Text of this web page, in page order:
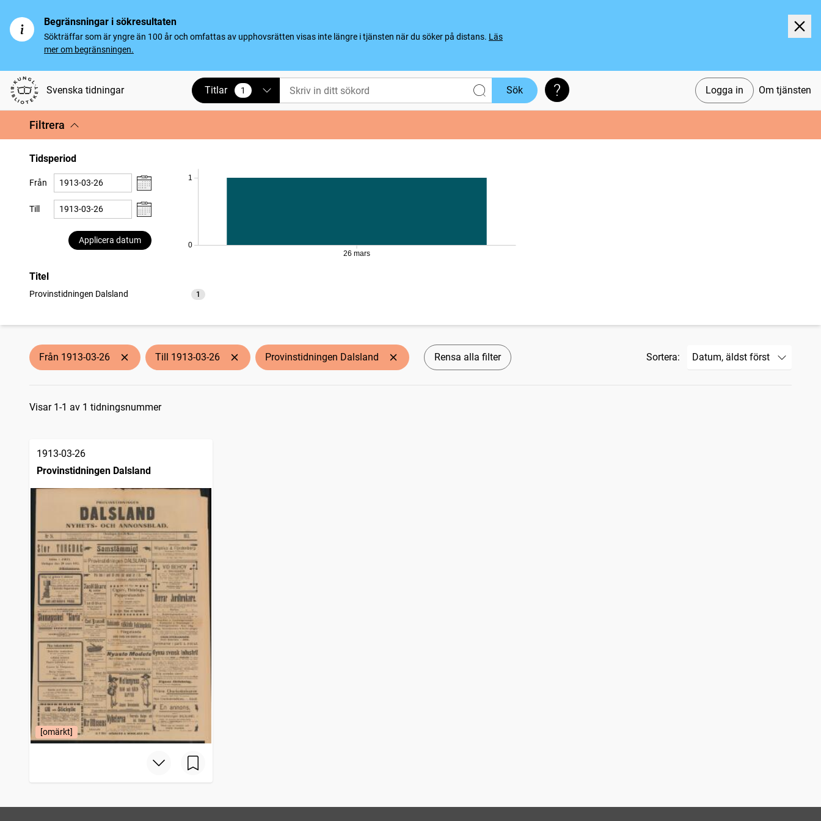
Begränsningar i sökresultaten
Sökträffar som är yngre än 100 år och omfattas av upphovsrätten visas inte längre i tjänsten när du söker på distans. Läs
mer om begränsningen.
Svenska tidningar Logga in Om tjänsten
Titlar 1
vald Sök Söktips
Filtrera
Tidsperiod
Från
Till
Applicera datum
0
1
26 mars
Titel
Provinstidningen Dalsland 1
träffar
Från 1913-03-26 Till 1913-03-26 Provinstidningen Dalsland Rensa alla filter Sortera:
Sökresultat
Visar 1-1 av 1 tidningsnummer
1913-03-26
Provinstidningen Dalsland
[omärkt]